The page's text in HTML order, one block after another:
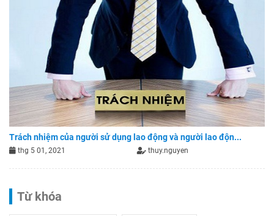
Trách nhiệm của người sử dụng lao động và người lao độn...
thg 5 01, 2021 thuy.nguyen
Từ khóa